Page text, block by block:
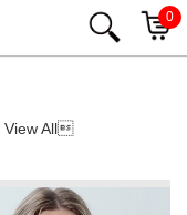
0
View All